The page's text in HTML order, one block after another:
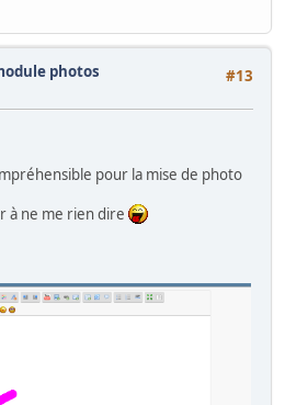
#13
photos
pour la mise de photo
à ne me rien dire